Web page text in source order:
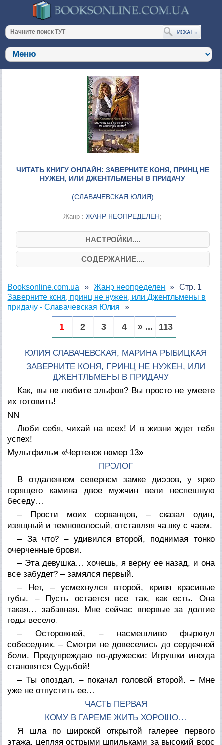
ЧИТАТЬ КНИГУ ОНЛАЙН: ЗАВЕРНИТЕ КОНЯ, ПРИНЦ НЕ
НУЖЕН, ИЛИ ДЖЕНТЛЬМЕНЫ В ПРИДАЧУ
(СЛАВАЧЕВСКАЯ ЮЛИЯ)
Жанр :ЖАНР НЕОПРЕДЕЛЕН;
НАСТРОЙКИ....
СОДЕРЖАНИЕ....
Booksonline.com.ua
Жанр неопределен
Заверните коня, принц не нужен, или Джентльмены в
придачу - Славачевская Юлия
Стр. 1
1 2 3 4 » ... 113
ЮЛИЯ СЛАВАЧЕВСКАЯ, МАРИНА РЫБИЦКАЯ
ЗАВЕРНИТЕ КОНЯ, ПРИНЦ НЕ НУЖЕН, ИЛИ
ДЖЕНТЛЬМЕНЫ В ПРИДАЧУ
Как, вы не любите эльфов? Вы просто не умеете
их готовить!
NN
Люби себя, чихай на всех! И в жизни ждет тебя
успех!
Мультфильм «Чертенок номер 13»
ПРОЛОГ
В отдаленном северном замке диэров, у ярко
горящего камина двое мужчин вели неспешную
беседу…
– Прости моих сорванцов, – сказал один,
изящный и темноволосый, отставляя чашку с чаем.
– За что? – удивился второй, поднимая тонко
очерченные брови.
– Эта девушка… хочешь, я верну ее назад, и она
все забудет? – замялся первый.
– Нет, – усмехнулся второй, кривя красивые
губы. – Пусть остается все так, как есть. Она
такая… забавная. Мне сейчас впервые за долгие
годы весело.
– Осторожней, – насмешливо фыркнул
собеседник. – Смотри не довеселись до сердечной
боли. Предупреждаю по-дружески: Игрушки иногда
становятся Судьбой!
– Ты опоздал, – покачал головой второй. – Мне
уже не отпустить ее…
ЧАСТЬ ПЕРВАЯ
КОМУ В ГАРЕМЕ ЖИТЬ ХОРОШО…
Я шла по широкой открытой галерее первого
этажа, цепляя острыми шпильками за высокий ворс